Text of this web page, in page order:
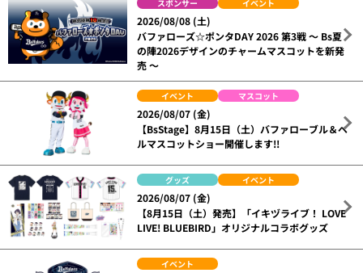
スポンサー イベント
2026/08/08 (土)
バファローズ☆ポンタDAY 2026 第3戦 ～ Bs夏
の陣2026デザインのチャームマスコットを新発
売 ～
イベント マスコット
2026/08/07 (金)
【BsStage】8月15日（土）バファローブル＆ベ
ルマスコットショー開催します!!
グッズ イベント
2026/08/07 (金)
【8月15日（土）発売】「イキヅライブ！ LOVE
LIVE! BLUEBIRD」オリジナルコラボグッズ
イベント